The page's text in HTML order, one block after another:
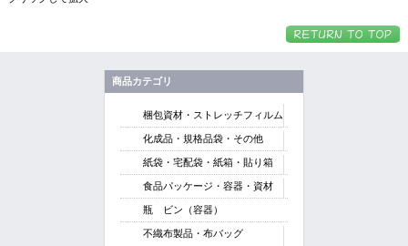
商品カテゴリ
梱包資材・ストレッチフィルム
化成品・規格品袋・その他
紙袋・宅配袋・紙箱・貼り箱
食品パッケージ・容器・資材
瓶 ビン（容器）
不織布製品・布バッグ